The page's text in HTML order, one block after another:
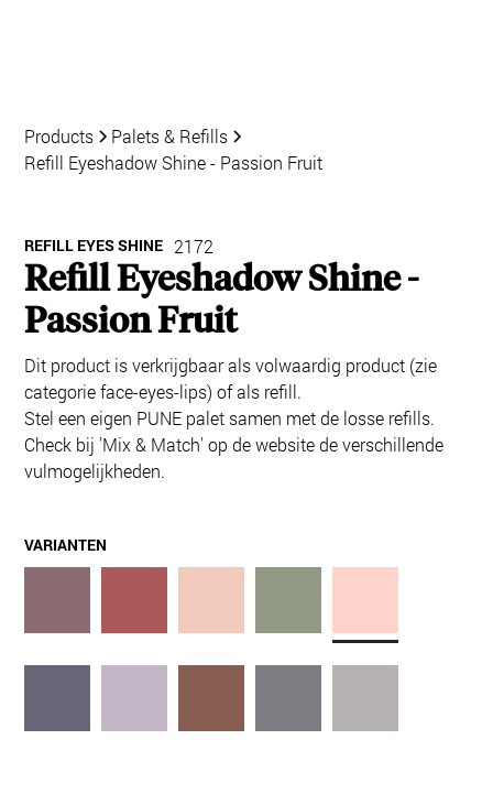
Products
Palets & Refills
Refill Eyeshadow Shine - Passion Fruit
REFILL EYES SHINE 2172
Refill Eyeshadow Shine -
Passion Fruit
Dit product is verkrijgbaar als volwaardig product (zie
categorie face-eyes-lips) of als refill.
Stel een eigen PUNE palet samen met de losse refills.
Check bij 'Mix & Match' op de website de verschillende
vulmogelijkheden.
VARIANTEN